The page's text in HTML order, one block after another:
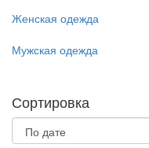
Женская одежда
Мужская одежда
Сортировка